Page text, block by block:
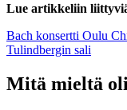
Lue artikkeliin
Bach konsertti Oulu
Tulindbergin sali
Mitä mieltä